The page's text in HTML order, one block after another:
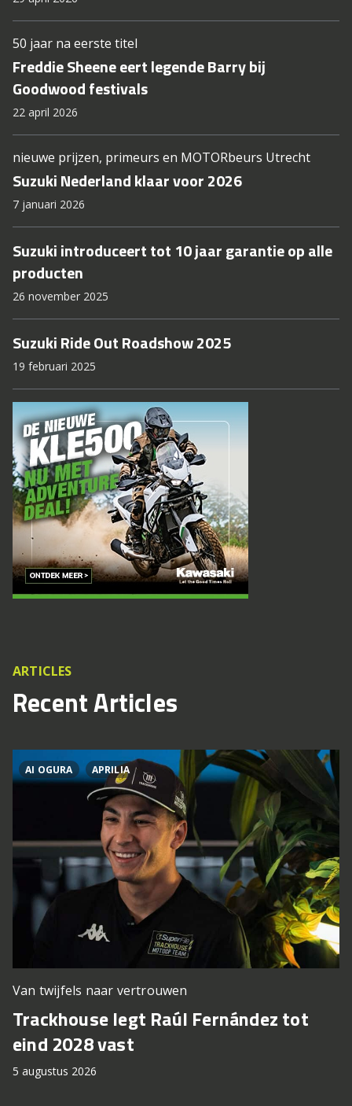
50 jaar na eerste titel
Freddie Sheene eert legende Barry bij
Goodwood festivals
22 april 2026
nieuwe prijzen, primeurs en MOTORbeurs Utrecht
Suzuki Nederland klaar voor 2026
7 januari 2026
Suzuki introduceert tot 10 jaar garantie op alle
producten
26 november 2025
Suzuki Ride Out Roadshow 2025
19 februari 2025
ARTICLES
Recent Articles
AI OGURA APRILIA
Van twijfels naar vertrouwen
Trackhouse legt Raúl Fernández tot
eind 2028 vast
5 augustus 2026